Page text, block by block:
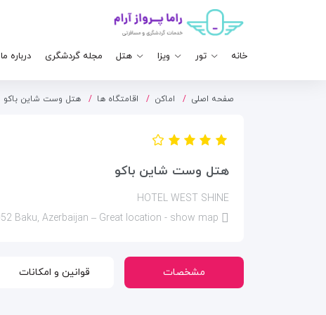
خانه تور ویزا هتل مجله گردشگری درباره ما
صفحه اصلی اماکن اقامتگاه ها هتل وست شاین باکو
هتل وست شاین باکو
HOTEL WEST SHINE
مشخصات قوانین و امکانات